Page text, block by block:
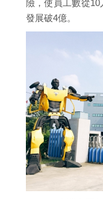
險，使員工數從
發展破4億。